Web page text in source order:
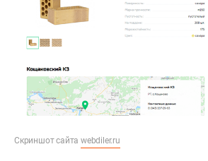
Скриншот сайтаwebdiler.ru